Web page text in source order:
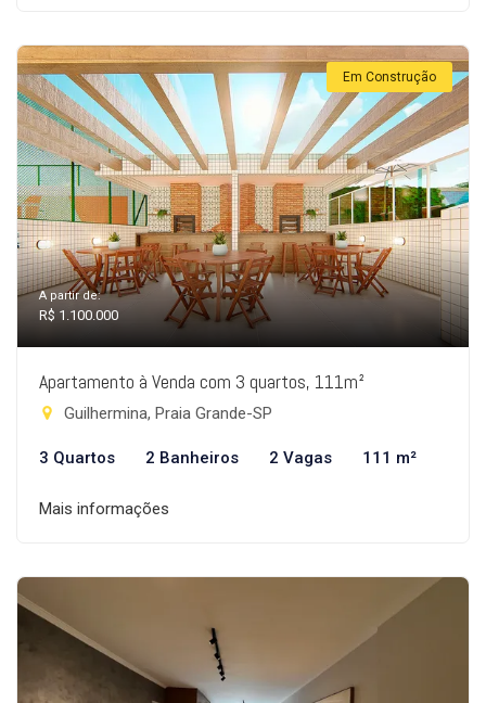
Em Construção
A partir de:
R$ 1.100.000
Apartamento à Venda com 3 quartos, 111m²
Guilhermina, Praia Grande-SP
3 Quartos 2 Banheiros 2 Vagas 111 m²
Mais informações